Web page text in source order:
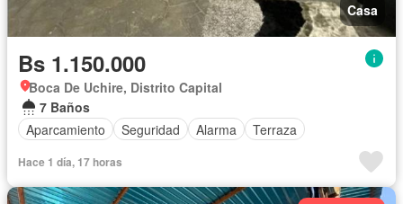
Casa
Bs 1.150.000
Boca De Uchire, Distrito Capital
7 Baños
Aparcamiento
Seguridad Alarma Terraza
Hace 1 día, 17 horas